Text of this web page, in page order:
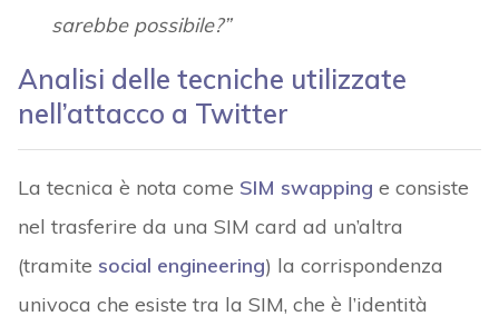
sarebbe possibile?”
Analisi delle tecniche utilizzate
nell’attacco a Twitter
La tecnica è nota come SIM swapping e consiste
nel trasferire da una SIM card ad un’altra
(tramite social engineering) la corrispondenza
univoca che esiste tra la SIM, che è l’identità